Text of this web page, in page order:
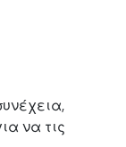
να τις